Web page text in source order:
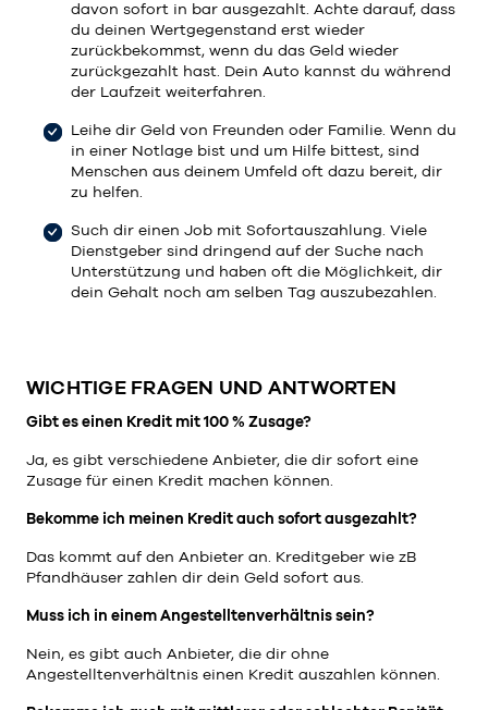
davon sofort in bar ausgezahlt. Achte darauf, dass
du deinen Wertgegenstand erst wieder
zurückbekommst, wenn du das Geld wieder
zurückgezahlt hast. Dein Auto kannst du während
der Laufzeit weiterfahren.
Leihe dir Geld von Freunden oder Familie. Wenn du
in einer Notlage bist und um Hilfe bittest, sind
Menschen aus deinem Umfeld oft dazu bereit, dir
zu helfen.
Such dir einen Job mit Sofortauszahlung. Viele
Dienstgeber sind dringend auf der Suche nach
Unterstützung und haben oft die Möglichkeit, dir
dein Gehalt noch am selben Tag auszubezahlen.
WICHTIGE FRAGEN UND ANTWORTEN
Gibt es einen Kredit mit 100 % Zusage?
Ja, es gibt verschiedene Anbieter, die dir sofort eine
Zusage für einen Kredit machen können.
Bekomme ich meinen Kredit auch sofort ausgezahlt?
Das kommt auf den Anbieter an. Kreditgeber wie zB
Pfandhäuser zahlen dir dein Geld sofort aus.
Muss ich in einem Angestelltenverhältnis sein?
Nein, es gibt auch Anbieter, die dir ohne
Angestelltenverhältnis einen Kredit auszahlen können.